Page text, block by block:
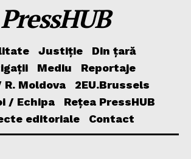
PressHUB
Justiție
Din țară
Mediu
Reportaje
Moldova
2EU.Brussels
/ Echipa
Rețea PressHUB
editoriale
Contact